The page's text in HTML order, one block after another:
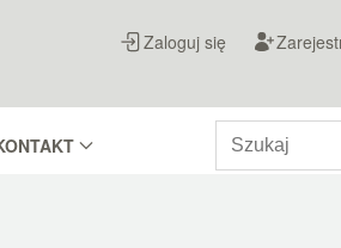
Zaloguj się